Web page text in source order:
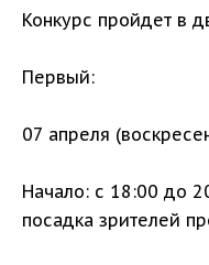
Конкурс пройдет в
Первый:
07 апреля
Начало: с 18:00 до
посадка зрителей